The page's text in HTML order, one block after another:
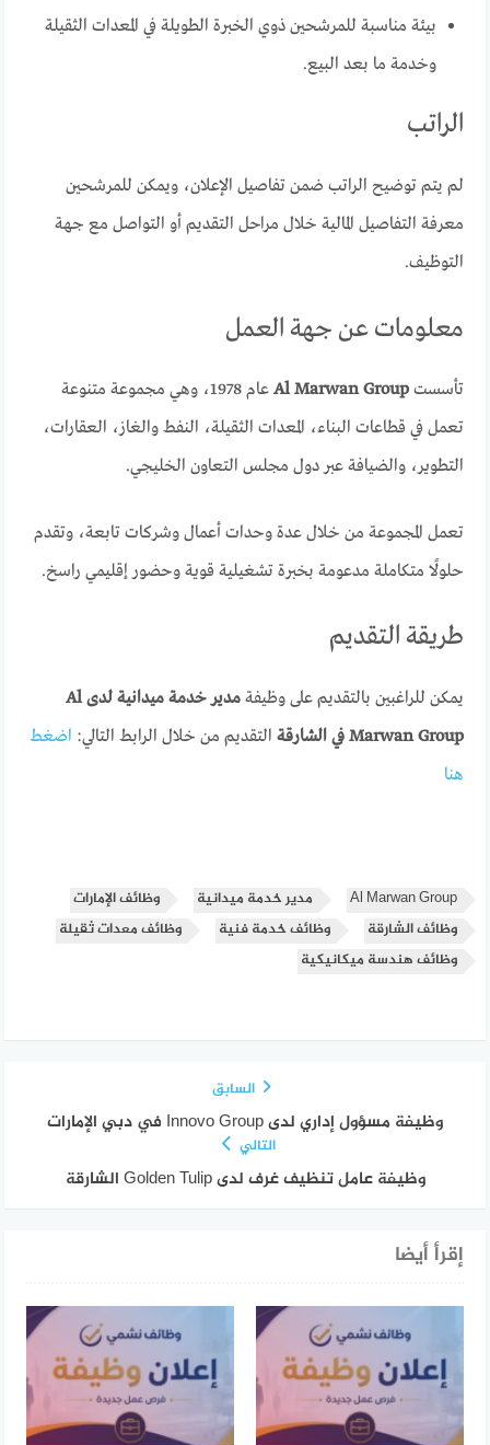
بيئة مناسبة للمرشحين ذوي الخبرة الطويلة في المعدات الثقيلة
وخدمة ما بعد البيع.
الراتب
لم يتم توضيح الراتب ضمن تفاصيل الإعلان، ويمكن للمرشحين
معرفة التفاصيل المالية خلال مراحل التقديم أو التواصل مع جهة
التوظيف.
معلومات عن جهة العمل
تأسستAl Marwan Group
عام 1978، وهي مجموعة متنوعة
تعمل في قطاعات البناء، المعدات الثقيلة، النفط والغاز، العقارات،
التطوير، والضيافة عبر دول مجلس التعاون الخليجي.
تعمل المجموعة من خلال عدة وحدات أعمال وشركات تابعة، وتقدم
حلولًا متكاملة مدعومة بخبرة تشغيلية قوية وحضور إقليمي راسخ.
طريقة التقديم
يمكن للراغبين بالتقديم على وظيفة
مدير خدمة ميدانية لدى Al
Marwan Group في الشارقة
التقديم من خلال الرابط التالي: اضغط
هنا
Al Marwan Group مدير خدمة ميدانية
وظائف الإمارات
وظائف الشارقة
وظائف خدمة فنية
وظائف معدات ثقيلة
وظائف هندسة ميكانيكية
السابق
وظيفة مسؤول إداري لدى Innovo Group في دبي الإمارات
التالي
وظيفة عامل تنظيف غرف لدى Golden Tulip الشارقة
إقرأ أيضا